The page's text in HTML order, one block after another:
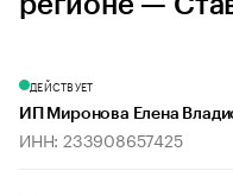
ДЕЙСТВУЕТ
ИП Миронова Елена
ИНН: 233908657425